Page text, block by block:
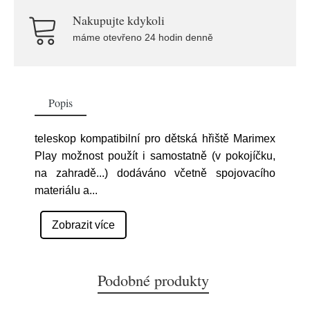
Nakupujte kdykoli
máme otevřeno 24 hodin denně
Popis
teleskop kompatibilní pro dětská hřiště Marimex
Play možnost použít i samostatně (v pokojíčku,
na zahradě...) dodáváno včetně spojovacího
materiálu a...
Zobrazit více
Podobné produkty